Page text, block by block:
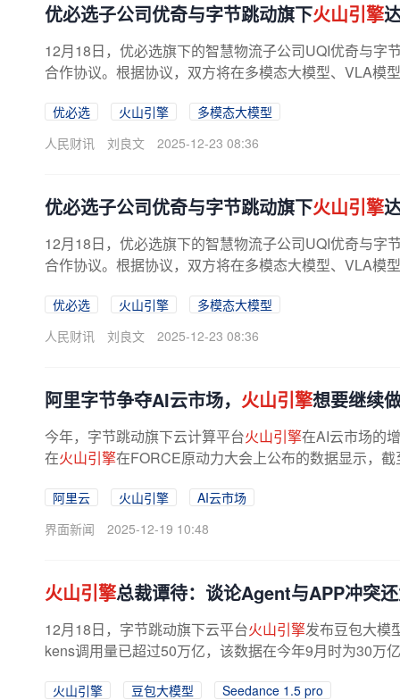
优必选子公司优奇与字节跳动旗下火山引擎
12月18日，优必选旗下的智慧物流子公司UQI优奇与字
合作协议。根据协议，双方将在多模态大模型、VLA模
优必选 火山引擎
多模态大模型
人民财讯
刘良文 2025-12-23 08:36
优必选子公司优奇与字节跳动旗下火山引擎
12月18日，优必选旗下的智慧物流子公司UQI优奇与字
合作协议。根据协议，双方将在多模态大模型、VLA模
优必选 火山引擎
多模态大模型
人民财讯
刘良文 2025-12-23 08:36
阿里字节争夺AI云市场， 火山引擎想要继续
今年，字节跳动旗下云计算平台火山引擎在AI云市场的
在火山引擎在FORCE原动力大会上公布的数据显示，
阿里云 火山引擎
AI云市场
界面新闻
2025-12-19 10:48
火山引擎总裁谭待：谈论Agent与APP冲突
12月18日，字节跳动旗下云平台火山引擎发布豆包大模
kens调用量已超过50万亿，该数据在今年9月时为30万
火山引擎 豆包大模型
Seedance 1.5 pro